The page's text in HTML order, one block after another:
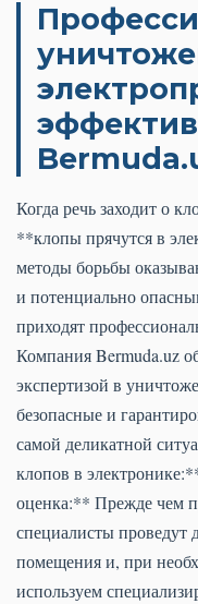
Когда речь заходит о
**клопы прячутся в
методы борьбы
и потенциально
приходят
Компания Bermuda.uz
экспертизой в
безопасные и
самой деликатной
клопов в
оценка:** Прежде чем
специалисты проведут
помещения и, при
используем